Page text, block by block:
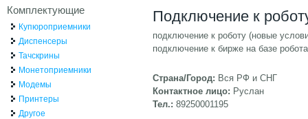
Подключение к
подключение к роботу (новые
подключение к бирже на базе
Страна/Город: Вся РФ и СНГ
Контактное лицо: Руслан
Тел.: 89250001195
Комплектующие
Купюроприемники
Диспенсеры
Тачскрины
Монетоприемники
Модемы
Принтеры
Другое